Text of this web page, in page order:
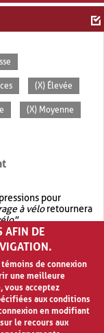
(X) Élevée
(X) Moyenne
pour
à véloretournera
.
OR.garage OR vélo
garage à vélo
AFIN DE
de connexion
une meilleure
vous acceptez
aux conditions
en modifiant
le recours aux